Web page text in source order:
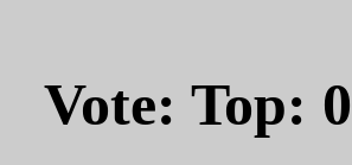
Vote: Top: 0